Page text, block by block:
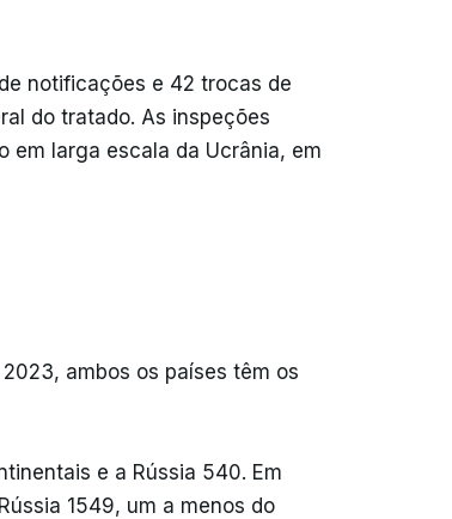
notificações e 42 trocas de
do tratado. As inspeções
em larga escala da Ucrânia, em
ambos os países têm os
e a Rússia 540. Em
1549, um a menos do